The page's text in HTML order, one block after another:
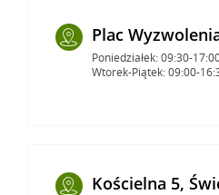
Plac
Poniedziałek: 09:30-
Wtorek-Piątek: 09:00-
Kościelna 5,